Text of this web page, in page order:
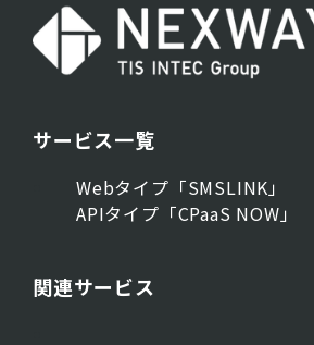
サービス一覧
Webタイプ「SMSLINK」
APIタイプ「CPaaS NOW」
関連サービス